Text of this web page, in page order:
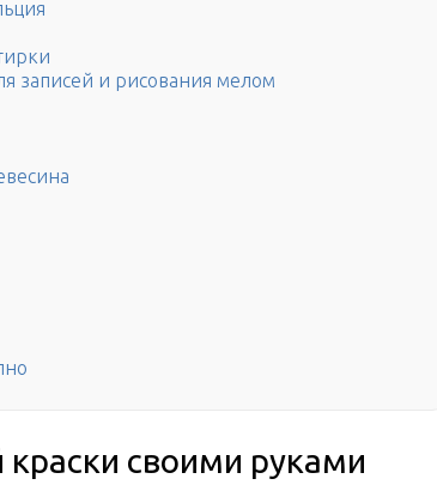
записей и рисования мелом
своими руками